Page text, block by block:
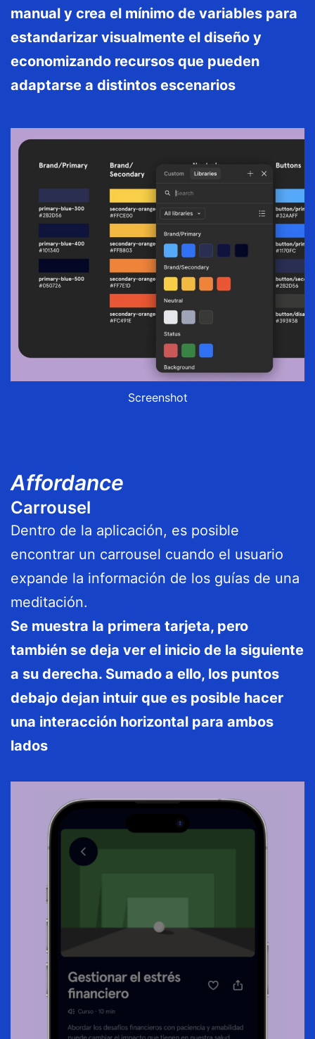
manual y crea el mínimo de variables para
estandarizar visualmente el diseño y
economizando recursos que pueden
adaptarse a distintos escenarios
Screenshot
Affordance
Carrousel
Dentro de la aplicación, es posible
encontrar un carrousel cuando el usuario
expande la información de los guías de una
meditación.
Se muestra la primera tarjeta, pero
también se deja ver el inicio de la siguiente
a su derecha. Sumado a ello, los puntos
debajo dejan intuir que es posible hacer
una interacción horizontal para ambos
lados